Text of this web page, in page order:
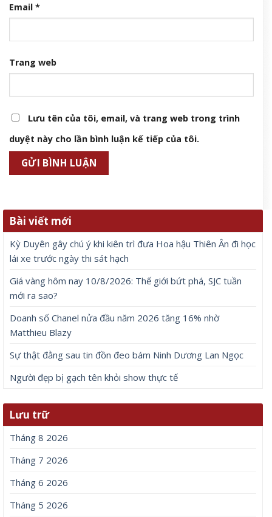
Email *
Trang web
Lưu tên của tôi, email, và trang web trong trình
duyệt này cho lần bình luận kế tiếp của tôi.
Bài viết mới
Kỳ Duyên gây chú ý khi kiên trì đưa Hoa hậu Thiên Ân đi học
lái xe trước ngày thi sát hạch
Giá vàng hôm nay 10/8/2026: Thế giới bứt phá, SJC tuần
mới ra sao?
Doanh số Chanel nửa đầu năm 2026 tăng 16% nhờ
Matthieu Blazy
Sự thật đằng sau tin đồn đeo bám Ninh Dương Lan Ngọc
Người đẹp bị gạch tên khỏi show thực tế
Lưu trữ
Tháng 8 2026
Tháng 7 2026
Tháng 6 2026
Tháng 5 2026